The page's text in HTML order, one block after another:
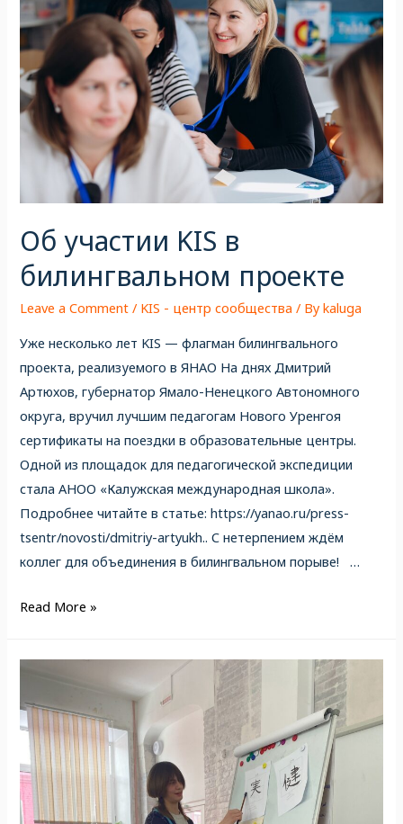
Об участии KIS в
билингвальном проекте
Leave a Comment / KIS - центр сообщества / Bykaluga
Уже несколько лет KIS — флагман билингвального
проекта, реализуемого в ЯНАО На днях Дмитрий
Артюхов, губернатор Ямало-Ненецкого Автономного
округа, вручил лучшим педагогам Нового Уренгоя
сертификаты на поездки в образовательные центры.
Одной из площадок для педагогической экспедиции
стала АНОО «Калужская международная школа».
Подробнее читайте в статье: https://yanao.ru/press-
tsentr/novosti/dmitriy-artyukh.. С нетерпением ждём
коллег для объединения в билингвальном порыве! …
Read More »